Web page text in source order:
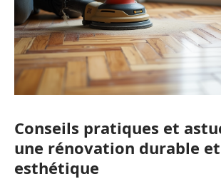
Conseils pratiques et
une rénovation durable et
esthétique